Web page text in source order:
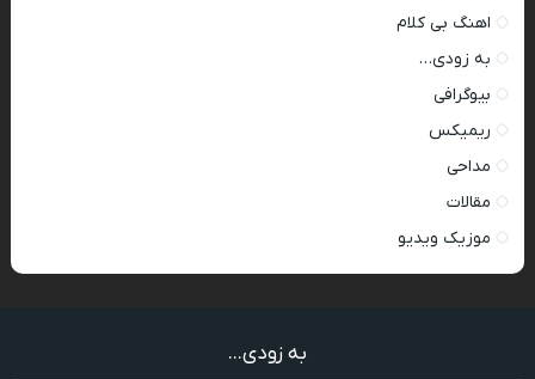
اهنگ بی کلام
به زودی…
بیوگرافی
ریمیکس
مداحی
مقالات
موزیک ویدیو
به زودی...